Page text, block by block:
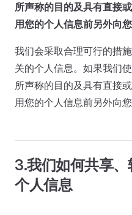
所声称的目的及具有直接
用您的个人信息前另外向
我们会采取合理可行的措
关的个人信息。如果我们
所声称的目的及具有直接
用您的个人信息前另外向
3.我们如何共享
个人信息